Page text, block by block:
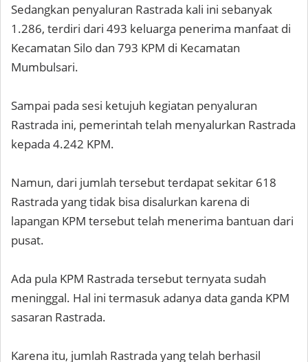
Sedangkan penyaluran Rastrada kali ini sebanyak
1.286, terdiri dari 493 keluarga penerima manfaat di
Kecamatan Silo dan 793 KPM di Kecamatan
Mumbulsari.
Sampai pada sesi ketujuh kegiatan penyaluran
Rastrada ini, pemerintah telah menyalurkan Rastrada
kepada 4.242 KPM.
Namun, dari jumlah tersebut terdapat sekitar 618
Rastrada yang tidak bisa disalurkan karena di
lapangan KPM tersebut telah menerima bantuan dari
pusat.
Ada pula KPM Rastrada tersebut ternyata sudah
meninggal. Hal ini termasuk adanya data ganda KPM
sasaran Rastrada.
Karena itu, jumlah Rastrada yang telah berhasil